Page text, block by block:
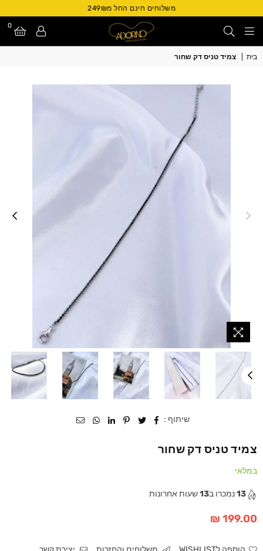
משלוחים חינם החל מ249₪
Adorno
0
בית צמיד טניס דק שחור
שיתוף :
צמיד טניס דק שחור
במלאי
13נמכרו ב13שעות אחרונות
מחיר
199.00 ₪